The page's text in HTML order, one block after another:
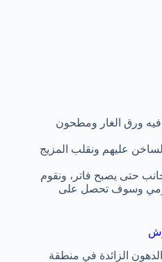
ورق الغار ومطحون
عليهم ونقلب المزيج
حتى يصبح فاتر، ونقوم
وسوف تحصل على
الزائدة في منطقة